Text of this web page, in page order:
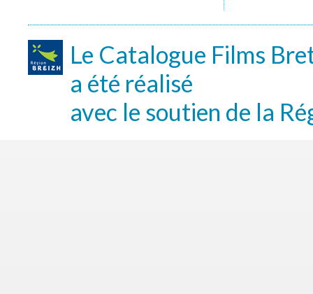
Le Catalogue Films
a été réalisé
avec le soutien de la